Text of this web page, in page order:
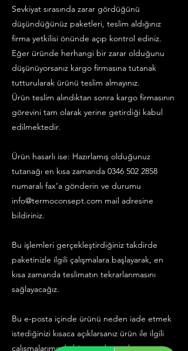
Sevkiyat sırasında zarar gördüğünü
düşündüğünüz paketleri, teslim aldığınız
firma yetkilisi önünde açıp kontrol ediniz.
Eğer üründe herhangi bir zarar olduğunu
düşünüyorsanız kargo firmasına tutanak
tutturularak ürünü teslim almayınız.
Ürün teslim alındıktan sonra kargo firmasının
görevini tam olarak yerine getirdiği kabul
edilmektedir.
Ürün hasarlı ise: Hazırlamış olduğunuz
tutanağı en kısa zamanda 0346 502 2858
numaralı fax’a gönderin ve durumu
info@termoconsept.com mail adresine
bildiriniz.
Bu işlemleri gerçekleştirdiğiniz takdirde
paketinizle ilgili çalışmalara başlayarak, en
kısa zamanda teslimatın tekrarlanmasını
sağlayacağız.
Bu e-posta içinde ürünü neden iade etmek
istediğinizi kısaca açıklarsanız ürün ile ilgili
çalışmalarımızda bize yardımcı olmuş